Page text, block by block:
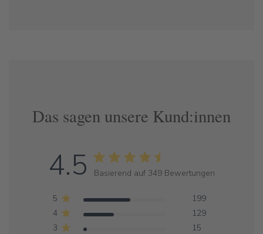
Das sagen unsere Kund:innen
4.5 Basierend auf 349 Bewertungen
5
199
4
129
3
15